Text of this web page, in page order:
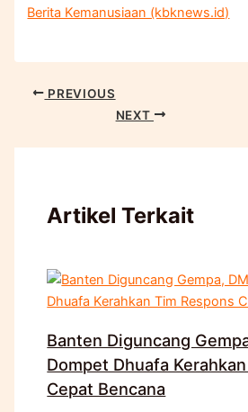
Berita Kemanusiaan (kbknews.id)
PREVIOUS
NEXT
Artikel Terkait
Banten Diguncang
Dompet Dhuafa
Cepat Bencana